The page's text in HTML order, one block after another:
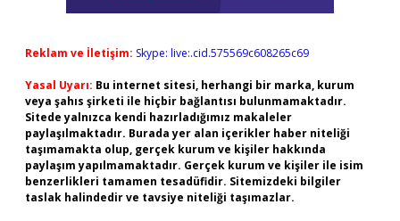
Reklam ve İletişim: Skype: live:.cid.575569c608265c69
Yasal Uyarı: Bu internet sitesi, herhangi bir marka, kurum
veya şahıs şirketi ile hiçbir bağlantısı bulunmamaktadır.
Sitede yalnızca kendi hazırladığımız makaleler
paylaşılmaktadır. Burada yer alan içerikler haber niteliği
taşımamakta olup, gerçek kurum ve kişiler hakkında
paylaşım yapılmamaktadır. Gerçek kurum ve kişiler ile isim
benzerlikleri tamamen tesadüfidir. Sitemizdeki bilgiler
taslak halindedir ve tavsiye niteliği taşımazlar.